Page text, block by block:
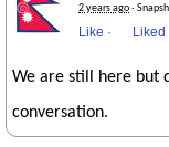
2 years ago·
Like · Liked
We are still here but
conversation.